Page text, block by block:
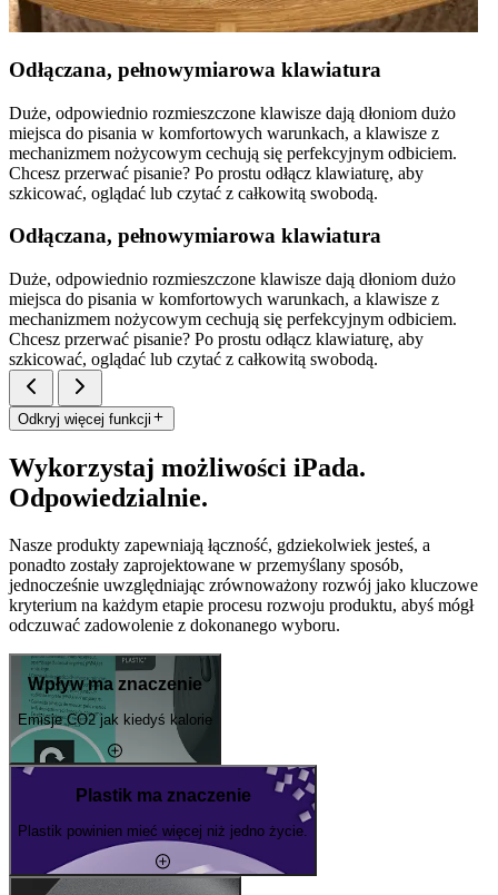
Odłączana, pełnowymiarowa klawiatura
Duże, odpowiednio rozmieszczone klawisze dają dłoniom dużo
miejsca do pisania w komfortowych warunkach, a klawisze z
mechanizmem nożycowym cechują się perfekcyjnym odbiciem.
Chcesz przerwać pisanie? Po prostu odłącz klawiaturę, aby
szkicować, oglądać lub czytać z całkowitą swobodą.
Odłączana, pełnowymiarowa klawiatura
Duże, odpowiednio rozmieszczone klawisze dają dłoniom dużo
miejsca do pisania w komfortowych warunkach, a klawisze z
mechanizmem nożycowym cechują się perfekcyjnym odbiciem.
Chcesz przerwać pisanie? Po prostu odłącz klawiaturę, aby
szkicować, oglądać lub czytać z całkowitą swobodą.
Odkryj więcej funkcji
Wykorzystaj możliwości iPada.
Odpowiedzialnie.
Nasze produkty zapewniają łączność, gdziekolwiek jesteś, a
ponadto zostały zaprojektowane w przemyślany sposób,
jednocześnie uwzględniając zrównoważony rozwój jako kluczowe
kryterium na każdym etapie procesu rozwoju produktu, abyś mógł
odczuwać zadowolenie z dokonanego wyboru.
Wpływ ma znaczenie
Emisje CO2 jak kiedyś kalorie
Plastik ma znaczenie
Plastik powinien mieć więcej niż jedno życie.